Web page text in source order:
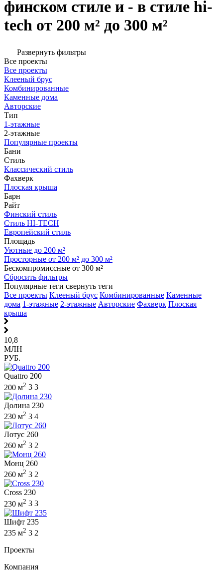
финском стиле и - в стиле hi-
tech от 200 м² до 300 м²
Развернуть фильтры
Все проекты
Все проекты
Клееный брус
Комбинированные
Каменные дома
Авторские
Тип
1-этажные
2-этажные
Популярные проекты
Бани
Стиль
Классический стиль
Фахверк
Плоская крыша
Барн
Райт
Финский стиль
Стиль HI-TECH
Европейский стиль
Площадь
Уютные до 200 м²
Просторные от 200 м² до 300 м²
Бескомпромиссные от 300 м²
Сбросить фильтры
Популярные теги свернуть теги
Все проекты Клееный брус Комбинированные Каменные
дома 1-этажные 2-этажные Авторские Фахверк Плоская
крыша
10,8
МЛН
РУБ.
Quattro 200
200 м2 3 3
Долина 230
230 м2 3 4
Лотус 260
260 м2 3 2
Монц 260
260 м2 3 2
Cross 230
230 м2 3 3
Шифт 235
235 м2 3 2
Проекты
Компания